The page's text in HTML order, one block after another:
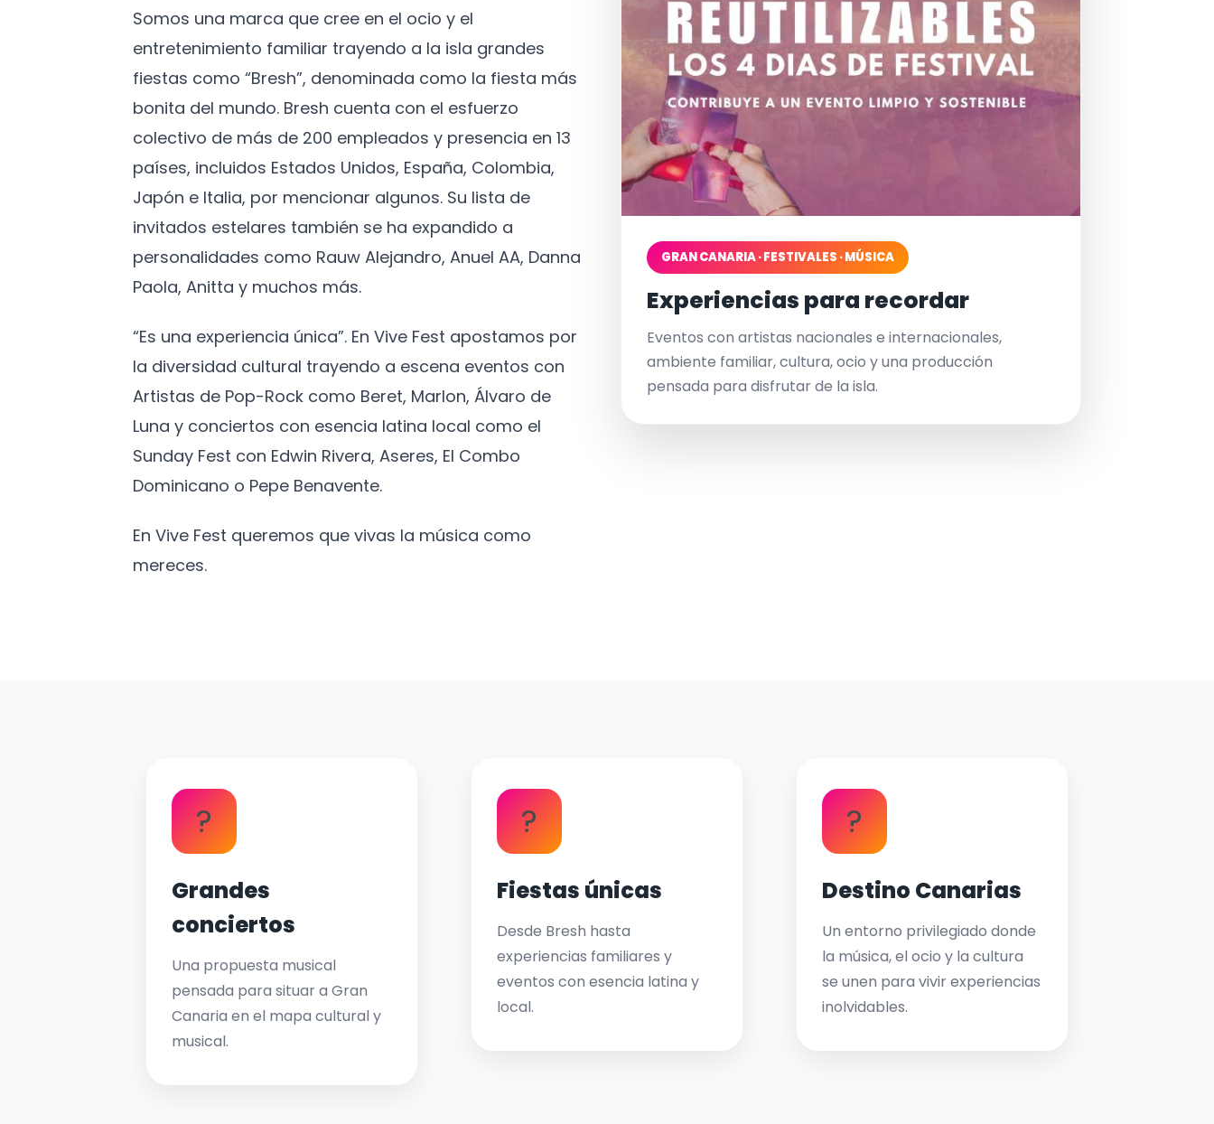
Somos una marca que cree en el ocio y el
entretenimiento familiar trayendo a la isla grandes
fiestas como “Bresh”, denominada como la fiesta más
bonita del mundo. Bresh cuenta con el esfuerzo
colectivo de más de 200 empleados y presencia en 13
países, incluidos Estados Unidos, España, Colombia,
Japón e Italia, por mencionar algunos. Su lista de
invitados estelares también se ha expandido a
personalidades como Rauw Alejandro, Anuel AA, Danna
Paola, Anitta y muchos más.
“Es una experiencia única”. En Vive Fest apostamos por
la diversidad cultural trayendo a escena eventos con
Artistas de Pop-Rock como Beret, Marlon, Álvaro de
Luna y conciertos con esencia latina local como el
Sunday Fest con Edwin Rivera, Aseres, El Combo
Dominicano o Pepe Benavente.
En Vive Fest queremos que vivas la música como
mereces.
GRAN CANARIA · FESTIVALES · MÚSICA
Experiencias para recordar
Eventos con artistas nacionales e internacionales,
ambiente familiar, cultura, ocio y una producción
pensada para disfrutar de la isla.
?
Grandes
conciertos
Una propuesta musical
pensada para situar a Gran
Canaria en el mapa cultural y
musical.
?
Fiestas únicas
Desde Bresh hasta
experiencias familiares y
eventos con esencia latina y
local.
?
Destino Canarias
Un entorno privilegiado donde
la música, el ocio y la cultura
se unen para vivir experiencias
inolvidables.